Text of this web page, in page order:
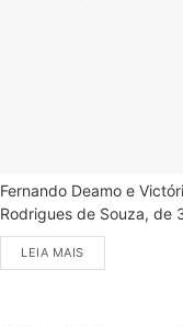
Fernando Deamo e
Rodrigues de Souza, de
LEIA MAIS